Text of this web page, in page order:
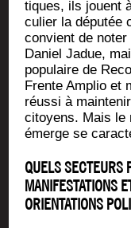
tiques, ils jouent
cu­lier la dépu­tée
convient de
Daniel Jadue,
popu­laire de
Frente Amplio et
réus­si à
citoyens. Mais le
émerge se
QUELS SECTEURS
MANIFESTATIONS
ORIENTATIONS